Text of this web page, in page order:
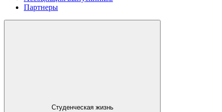
Партнеры
Студенческая жизнь